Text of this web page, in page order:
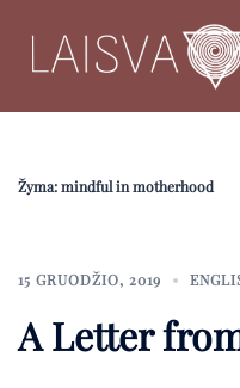
Žyma:mindful in motherhood
15 GRUODŽIO, 2019
A Letter